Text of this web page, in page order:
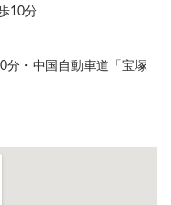
10分
分・中国自動車道「宝塚